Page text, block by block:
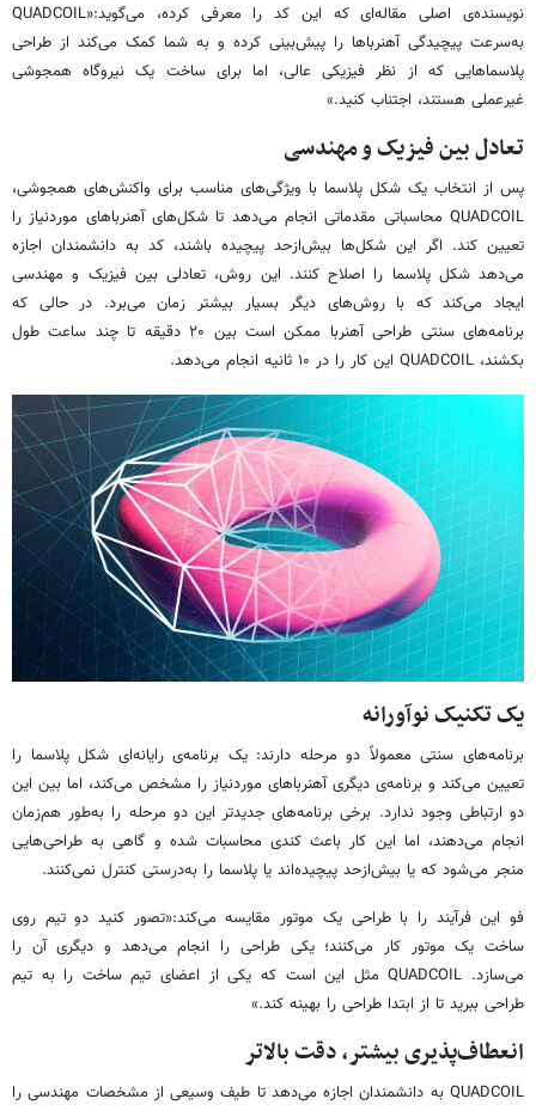
نویسنده‌ی اصلی مقاله‌ای که این کد را معرفی کرده، می‌گوید:«QUADCOIL
به‌سرعت پیچیدگی آهنرباها را پیش‌بینی کرده و به شما کمک می‌کند از طراحی
پلاسماهایی که از نظر فیزیکی عالی، اما برای ساخت یک نیروگاه همجوشی
غیرعملی هستند، اجتناب کنید.»
تعادل بین فیزیک و مهندسی
پس از انتخاب یک شکل پلاسما با ویژگی‌های مناسب برای واکنش‌های همجوشی،
QUADCOIL محاسباتی مقدماتی انجام می‌دهد تا شکل‌های آهنرباهای موردنیاز را
تعیین کند. اگر این شکل‌ها بیش‌ازحد پیچیده باشند، کد به دانشمندان اجازه
می‌دهد شکل پلاسما را اصلاح کنند. این روش، تعادلی بین فیزیک و مهندسی
ایجاد می‌کند که با روش‌های دیگر بسیار بیشتر زمان می‌برد. در حالی که
برنامه‌های سنتی طراحی آهنربا ممکن است بین ۲۰ دقیقه تا چند ساعت طول
بکشند، QUADCOIL این کار را در ۱۰ ثانیه انجام می‌دهد.
یک تکنیک نوآورانه
برنامه‌های سنتی معمولاً دو مرحله دارند: یک برنامه‌ی رایانه‌ای شکل پلاسما را
تعیین می‌کند و برنامه‌ی دیگری آهنرباهای موردنیاز را مشخص می‌کند، اما بین این
دو ارتباطی وجود ندارد. برخی برنامه‌های جدیدتر این دو مرحله را به‌طور هم‌زمان
انجام می‌دهند، اما این کار باعث کندی محاسبات شده و گاهی به طراحی‌هایی
منجر می‌شود که یا بیش‌ازحد پیچیده‌اند یا پلاسما را به‌درستی کنترل نمی‌کنند.
فو این فرآیند را با طراحی یک موتور مقایسه می‌کند:«تصور کنید دو تیم روی
ساخت یک موتور کار می‌کنند؛ یکی طراحی را انجام می‌دهد و دیگری آن را
می‌سازد. QUADCOIL مثل این است که یکی از اعضای تیم ساخت را به تیم
طراحی ببرید تا از ابتدا طراحی را بهینه کند.»
انعطاف‌پذیری بیشتر، دقت بالاتر
QUADCOIL به دانشمندان اجازه می‌دهد تا طیف وسیعی از مشخصات مهندسی را